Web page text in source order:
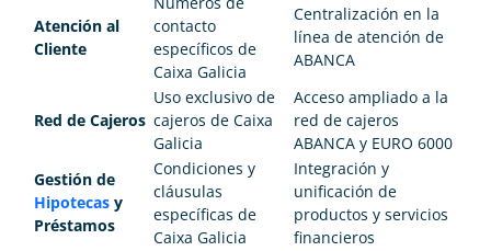
Atención al
Cliente
contacto
específicos de
Caixa Galicia
Centralización en la
línea de atención de
ABANCA
Red de Cajeros
Uso exclusivo de
cajeros de Caixa
Galicia
Acceso ampliado a la
red de cajeros
ABANCA y EURO 6000
Gestión de
Hipotecas y
Préstamos
Condiciones y
cláusulas
específicas de
Caixa Galicia
Integración y
unificación de
productos y servicios
financieros